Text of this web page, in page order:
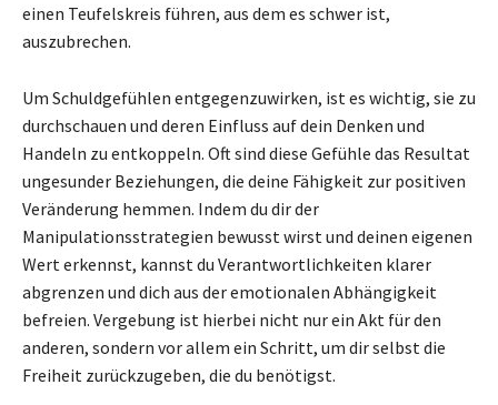
einen Teufelskreis führen, aus dem es schwer ist,
auszubrechen.
Um Schuldgefühlen entgegenzuwirken, ist es wichtig, sie zu
durchschauen und deren Einfluss auf dein Denken und
Handeln zu entkoppeln. Oft sind diese Gefühle das Resultat
ungesunder Beziehungen, die deine Fähigkeit zur positiven
Veränderung hemmen. Indem du dir der
Manipulationsstrategien bewusst wirst und deinen eigenen
Wert erkennst, kannst du Verantwortlichkeiten klarer
abgrenzen und dich aus der emotionalen Abhängigkeit
befreien. Vergebung ist hierbei nicht nur ein Akt für den
anderen, sondern vor allem ein Schritt, um dir selbst die
Freiheit zurückzugeben, die du benötigst.